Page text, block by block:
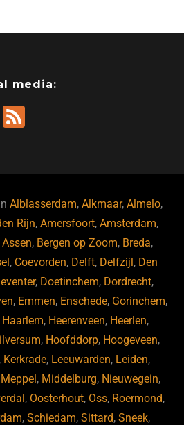
media:
X
Alblasserdam,Alkmaar,Almelo,
Rijn,Amersfoort,Amsterdam,
Assen, Bergen op Zoom, Breda,
, Coevorden, Delft, Delfzijl , Den
, Doetinchem, Dordrecht,
, Emmen, Enschede, Gorinchem,
Haarlem, Heerenveen, Heerlen,
, Hoofddorp, Hoogeveen,
, Kerkrade, Leeuwarden, Leiden,
Meppel , Middelburg, Nieuwegein,
, Oosterhout, Oss, Roermond,
, Schiedam, Sittard, Sneek,